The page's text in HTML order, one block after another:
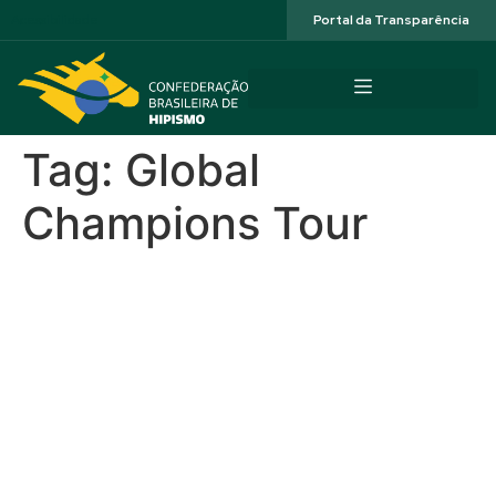
Portal da Transparência
Tag: Global
Champions Tour